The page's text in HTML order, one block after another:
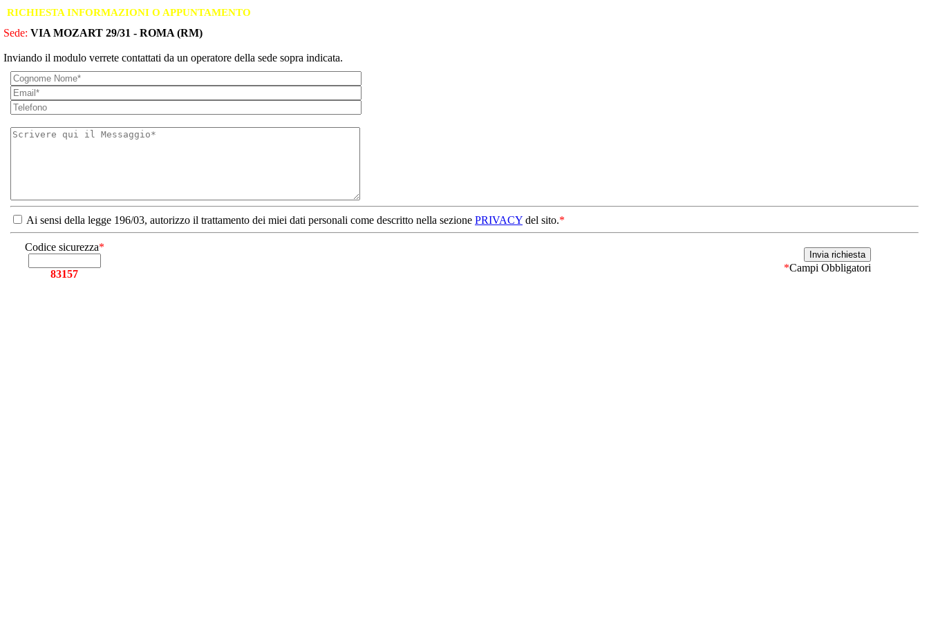
RICHIESTA INFORMAZIONI O APPUNTAMENTO
Sede: VIA MOZART 29/31 - ROMA (RM)
Inviando il modulo verrete contattati da un operatore della sede sopra indicata.
Ai sensi della legge 196/03, autorizzo il trattamento dei miei dati personali come descritto nella sezione PRIVACY del sito.*
Codice sicurezza*
83157
*Campi Obbligatori